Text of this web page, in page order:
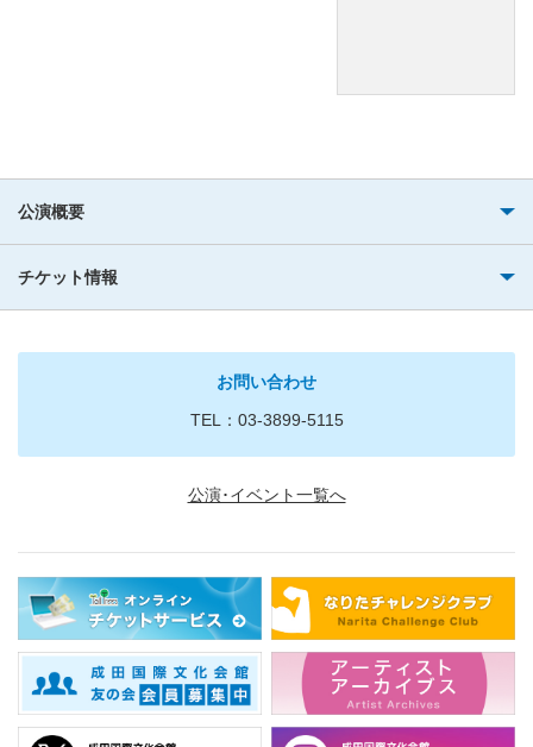
公演概要
チケット情報
お問い合わせ
TEL：03-3899-5115
公演･イベント一覧へ